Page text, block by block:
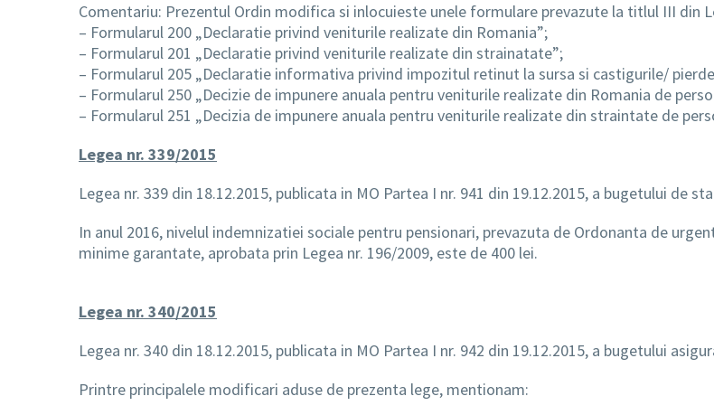
Comentariu: Prezentul Ordin modifica si inlocuieste unele formulare prevazute la titlul III din
– Formularul 200 „Declaratie privind veniturile realizate din Romania”;
– Formularul 201 „Declaratie privind veniturile realizate din strainatate”;
– Formularul 205 „Declaratie informativa privind impozitul retinut la sursa si castigurile/
– Formularul 250 „Decizie de impunere anuala pentru veniturile realizate din Romania de
– Formularul 251 „Decizia de impunere anuala pentru veniturile realizate din straintate de
Legea nr. 339/2015
Legea nr. 339 din 18.12.2015, publicata in MO Partea I nr. 941 din 19.12.2015, a bugetului de
In anul 2016, nivelul indemnizatiei sociale pentru pensionari, prevazuta de Ordonanta de
minime garantate, aprobata prin Legea nr. 196/2009, este de 400 lei.
Legea nr. 340/2015
Legea nr. 340 din 18.12.2015, publicata in MO Partea I nr. 942 din 19.12.2015, a bugetului
Printre principalele modificari aduse de prezenta lege, mentionam: